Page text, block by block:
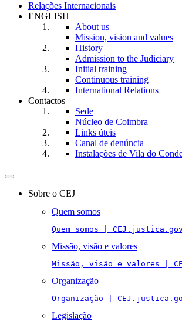
Relações Internacionais
ENGLISH
About us
Mission, vision and values
History
Admission to the Judiciary
Initial training
Continuous training
International Relations
Contactos
Sede
Núcleo de Coimbra
Links úteis
Canal de denúncia
Instalações de Vila do
Toggle
navigationSobre o CEJ
Quem somos
Quem somos |
Missão, visão e valores
Missão, visão e valores |
Organização
Organização |
Legislação